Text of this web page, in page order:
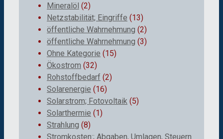
Mineralöl (2)
Netzstabilität; Eingriffe (13)
öffentliche Wahrnehmung (2)
öffentliche Wahrnehmung (3)
Ohne Kategorie (15)
Ökostrom (32)
Rohstoffbedarf (2)
Solarenergie (16)
Solarstrom; Fotovoltaik (5)
Solarthermie (1)
Strahlung (8)
Stromkosten:; Abgaben, Umlagen, Steuern